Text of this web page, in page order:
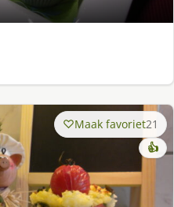
Maak favoriet21
👍